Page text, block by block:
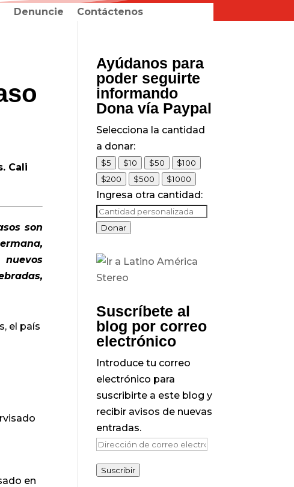
Denuncie Contáctenos
Cali
son
nuevos
el país
en
Ayúdanos para
poder seguirte
informando
Dona vía Paypal
Selecciona la cantidad
a donar:
$5 $10 $50
$100
$200
$500 $1000
Ingresa otra cantidad:
Donar
Suscríbete al
blog por correo
electrónico
Introduce tu correo
electrónico para
suscribirte a este blog y
recibir avisos de nuevas
entradas.
Dirección
correo
Suscribir